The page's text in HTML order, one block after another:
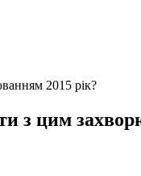
2015 рік?
з цим